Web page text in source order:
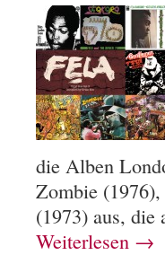
die Alben
Zombie
(1973) aus,
Weiterlesen →